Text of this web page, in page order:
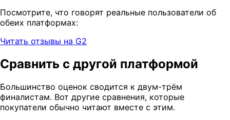
Посмотрите, что говорят реальные пользователи об
обеих платформах:
Читать отзывы на G2
Сравнить с другой платформой
Большинство оценок сводится к двум-трём
финалистам. Вот другие сравнения, которые
покупатели обычно читают вместе с этим.